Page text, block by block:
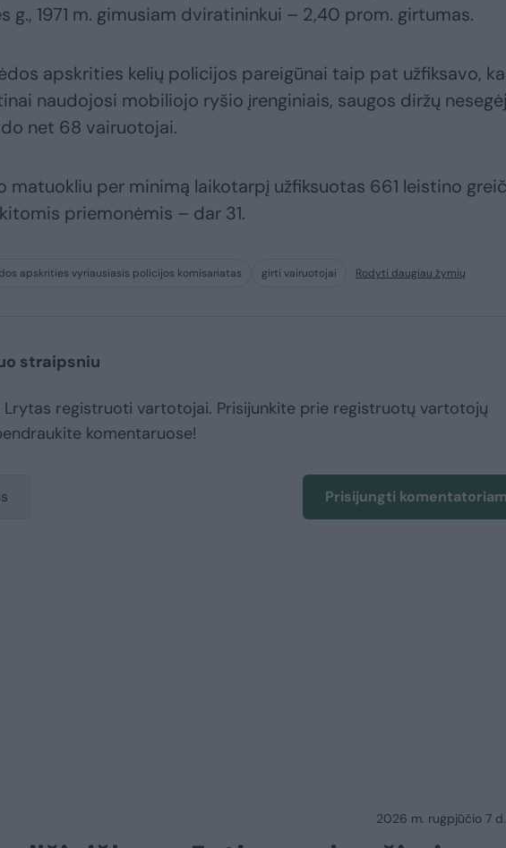
g., 1971 m. gimusiam dviratininkui – 2,40 prom. girtumas.
apskrities kelių policijos pareigūnai taip pat užfiksavo,
naudojosi mobiliojo ryšio įrenginiais, saugos diržų
net 68 vairuotojai.
matuokliu per minimą laikotarpį užfiksuotas 661 leistino
priemonėmis – dar 31.
apskrities vyriausiasis policijos komisariatas girti vairuotojai Rodyti daugiau žymių
straipsniu
registruoti vartotojai. Prisijunkite prie registruotų vartotojų
komentaruose!
Prisijungti
2026 m. rugpjūčio 7 d.